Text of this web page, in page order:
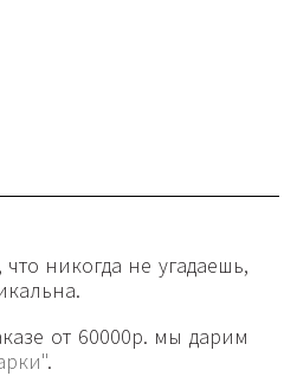
никогда не угадаешь,
от 60000р. мы дарим
.